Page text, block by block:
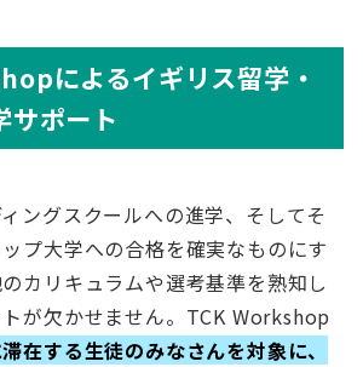
によるイギリス留学・
サポート
ングスクールへの進学、そしてそ
プ大学への合格を確実なものにす
カリキュラムや選考基準を熟知し
が欠かせません。TCK Workshop
在する生徒のみなさんを対象に、